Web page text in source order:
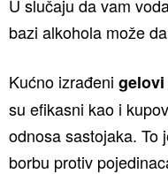
U slučaju da vam
bazi alkohola može
Kućno izrađeni
su efikasni kao i
odnosa sastojaka. To
borbu protiv